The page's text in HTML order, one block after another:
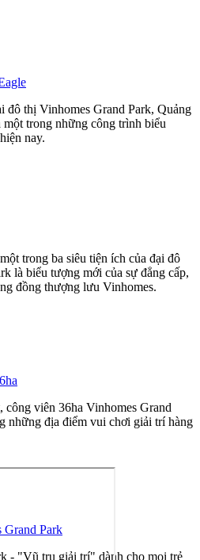
đô thị Vinhomes Grand Park, Quảng
trong những công trình biểu
nay.
trong ba siêu tiện ích của đại đô
là biểu tượng mới của sự đẳng cấp,
đồng thượng lưu Vinhomes.
viên 36ha Vinhomes Grand
những địa điểm vui chơi giải trí hàng
Grand Park
- "Vũ trụ giải trí" dành cho mọi trẻ